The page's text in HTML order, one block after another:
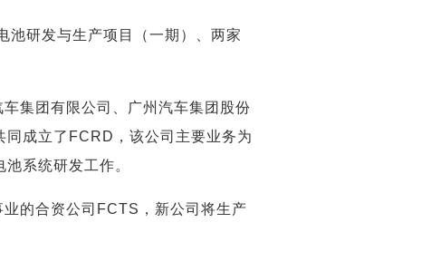
池研发与生产项目（一期）、两家
集团有限公司、广州汽车集团股份
成立了FCRD，该公司主要业务为
系统研发工作。
的合资公司FCTS，新公司将生产